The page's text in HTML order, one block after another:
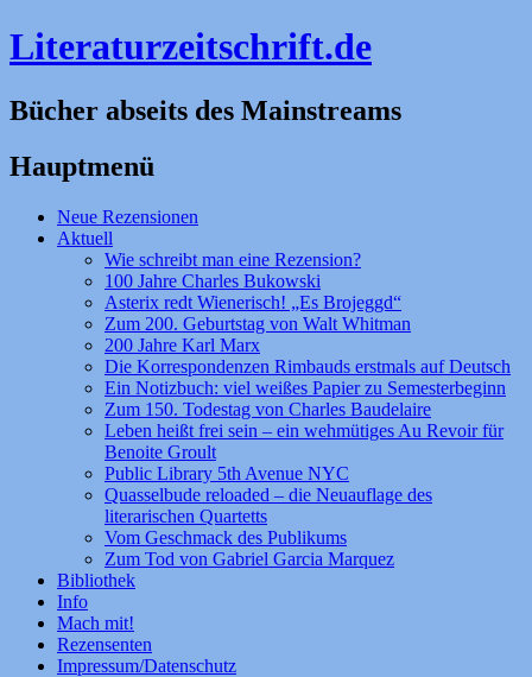
Literaturzeitschrift.de
Bücher abseits des Mainstreams
Hauptmenü
Zum
Inhalt
Neue Rezensionen
Aktuell
Wie schreibt man eine Rezension?
100 Jahre Charles Bukowski
Asterix redt Wienerisch! „Es Brojeggd“
Zum 200. Geburtstag von Walt Whitman
200 Jahre Karl Marx
Die Korrespondenzen Rimbauds erstmals auf Deutsch
Ein Notizbuch: viel weißes Papier zu Semesterbeginn
Zum 150. Todestag von Charles Baudelaire
Leben heißt frei sein – ein wehmütiges Au Revoir für
Benoite Groult
Public Library 5th Avenue NYC
Quasselbude reloaded – die Neuauflage des
literarischen Quartetts
Vom Geschmack des Publikums
Zum Tod von Gabriel Garcia Marquez
Bibliothek
Info
Mach mit!
Rezensenten
Impressum/Datenschutz